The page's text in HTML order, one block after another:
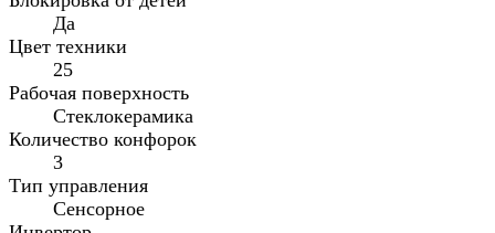
Да
Цвет техники
25
Рабочая поверхность
Стеклокерамика
Количество конфорок
3
Тип управления
Сенсорное